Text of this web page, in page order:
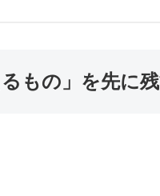
もの」を先に